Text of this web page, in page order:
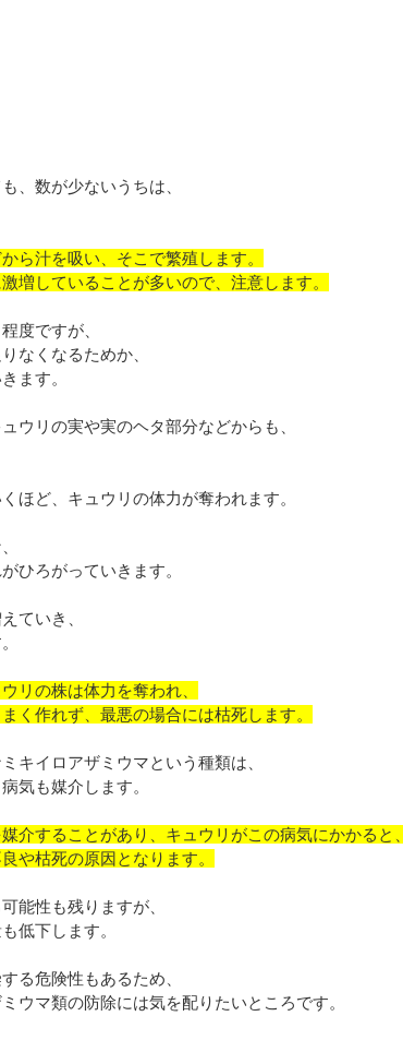
、数が少ないうちは、
ら汁を吸い、そこで繁殖します。
増していることが多いので、注意します。
度ですが、
なくなるためか、
ます。
ウリの実や実のヘタ部分などからも、
ほど、キュウリの体力が奪われます。
ひろがっていきます。
ていき、
リの株は体力を奪われ、
く作れず、最悪の場合には枯死します。
キイロアザミウマという種類は、
気も媒介します。
介することがあり、キュウリがこの病気にかかると、
や枯死の原因となります。
能性も残りますが、
低下します。
る危険性もあるため、
ウマ類の防除には気を配りたいところです。